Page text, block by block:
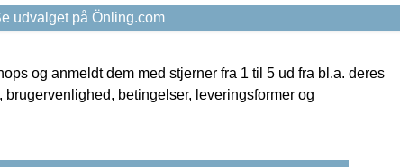
udvalget på Önling.com
og anmeldt dem med stjerner fra 1 til 5 ud fra bl.a. deres
betingelser, leveringsformer og